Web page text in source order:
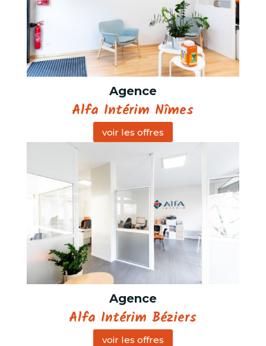
Agence
Alfa Intérim Nîmes
voir les offres
Agence
Alfa Intérim Béziers
voir les offres